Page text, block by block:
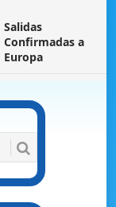
Salidas
Confirmadas a
Europa